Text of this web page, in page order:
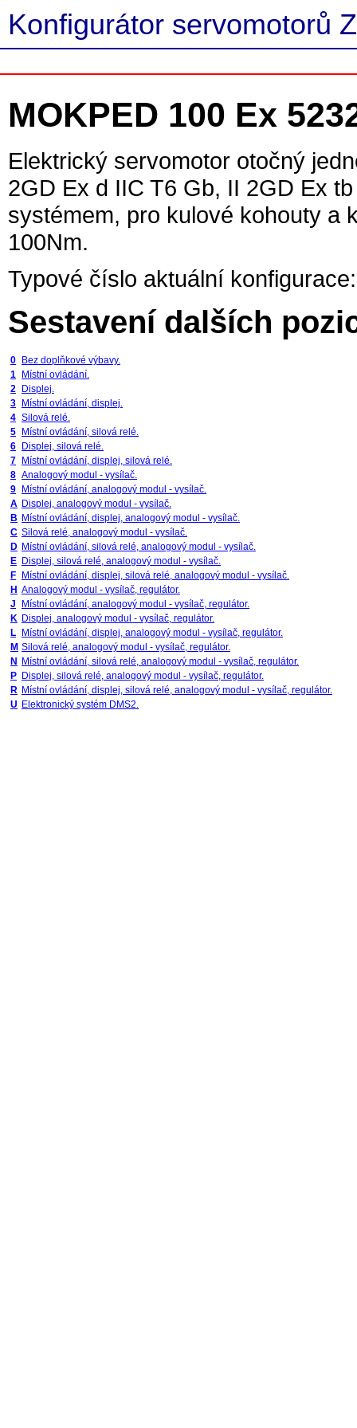
Konfigurátor servomotorů
MOKPED 100 Ex
Elektrický servomotor otočný
2GD Ex d IIC T6 Gb, II 2GD Ex
systémem, pro kulové kohouty a
100Nm.
Typové číslo aktuální konfigurace:
Sestavení dalších
0
Bez doplňkové výbavy.
1
Místní ovládání.
2
Displej.
3
Místní ovládání, displej.
4 Silová relé.
5
Místní ovládání, silová relé.
6
Displej, silová relé.
7
Místní ovládání, displej, silová relé.
8 Analogový modul - vysílač.
9
Místní ovládání, analogový modul - vysílač.
A Displej, analogový modul - vysílač.
B Místní ovládání, displej, analogový modul - vysílač.
C Silová relé, analogový modul - vysílač.
D Místní ovládání, silová relé, analogový modul - vysílač.
E Displej, silová relé, analogový modul - vysílač.
F
Místní ovládání, displej, silová relé, analogový modul - vysílač.
H Analogový modul - vysílač, regulátor.
J
Místní ovládání, analogový modul - vysílač, regulátor.
K Displej, analogový modul - vysílač, regulátor.
L
Místní ovládání, displej, analogový modul - vysílač, regulátor.
M Silová relé, analogový modul - vysílač, regulátor.
N
Místní ovládání, silová relé, analogový modul - vysílač, regulátor.
P Displej, silová relé, analogový modul - vysílač, regulátor.
R Místní ovládání, displej, silová relé, analogový modul - vysílač, regulátor.
U Elektronický systém DMS2.